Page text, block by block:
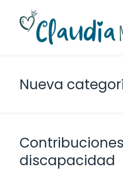
contenido
Nueva
discapacidad